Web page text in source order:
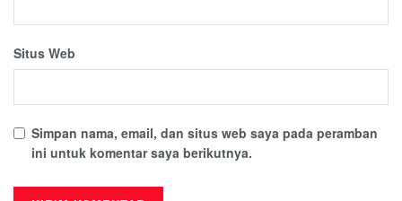
Situs Web
Simpan nama, email, dan situs web saya pada peramban
ini untuk komentar saya berikutnya.